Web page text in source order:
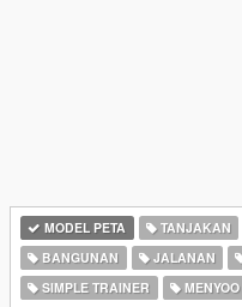
MODEL PETA TANJAKAN
BANGUNAN
JALANAN
SIMPLE TRAINER
MENYOO